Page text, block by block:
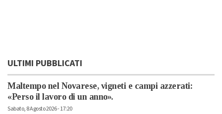
ULTIMI PUBBLICATI
Maltempo nel Novarese, vigneti e campi azzerati:
«Perso il lavoro di un anno».
Sabato, 8 Agosto 2026 - 17:20